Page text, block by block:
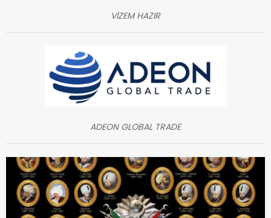
VİZEM HAZIR
ADEON GLOBAL TRADE